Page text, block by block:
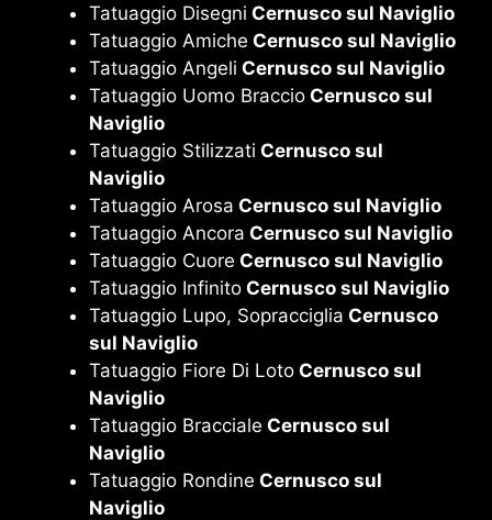
Tatuaggio Disegni Cernusco sul Naviglio
Tatuaggio Amiche Cernusco sul Naviglio
Tatuaggio Angeli Cernusco sul Naviglio
Tatuaggio Uomo Braccio Cernusco sul
Naviglio
Tatuaggio Stilizzati Cernusco sul
Naviglio
Tatuaggio Arosa Cernusco sul Naviglio
Tatuaggio Ancora Cernusco sul Naviglio
Tatuaggio Cuore Cernusco sul Naviglio
Tatuaggio Infinito Cernusco sul Naviglio
Tatuaggio Lupo, Sopracciglia Cernusco
sul Naviglio
Tatuaggio Fiore Di Loto Cernusco sul
Naviglio
Tatuaggio Bracciale Cernusco sul
Naviglio
Tatuaggio Rondine Cernusco sul
Naviglio